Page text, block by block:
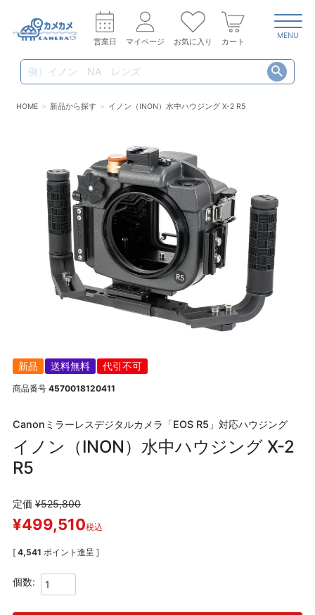
営業日 マイページ お気に入り カート
MENU
HOME 新品から探す イノン（INON）水中ハウジング X-2 R5
新品 送料無料 代引不可
商品番号 4570018120411
Canonミラーレスデジタルカメラ「EOS R5」対応ハウジング
イノン（INON）水中ハウジング X-2
R5
定価 ¥525,800
¥499,510税込
[ 4,541 ポイント進呈 ]